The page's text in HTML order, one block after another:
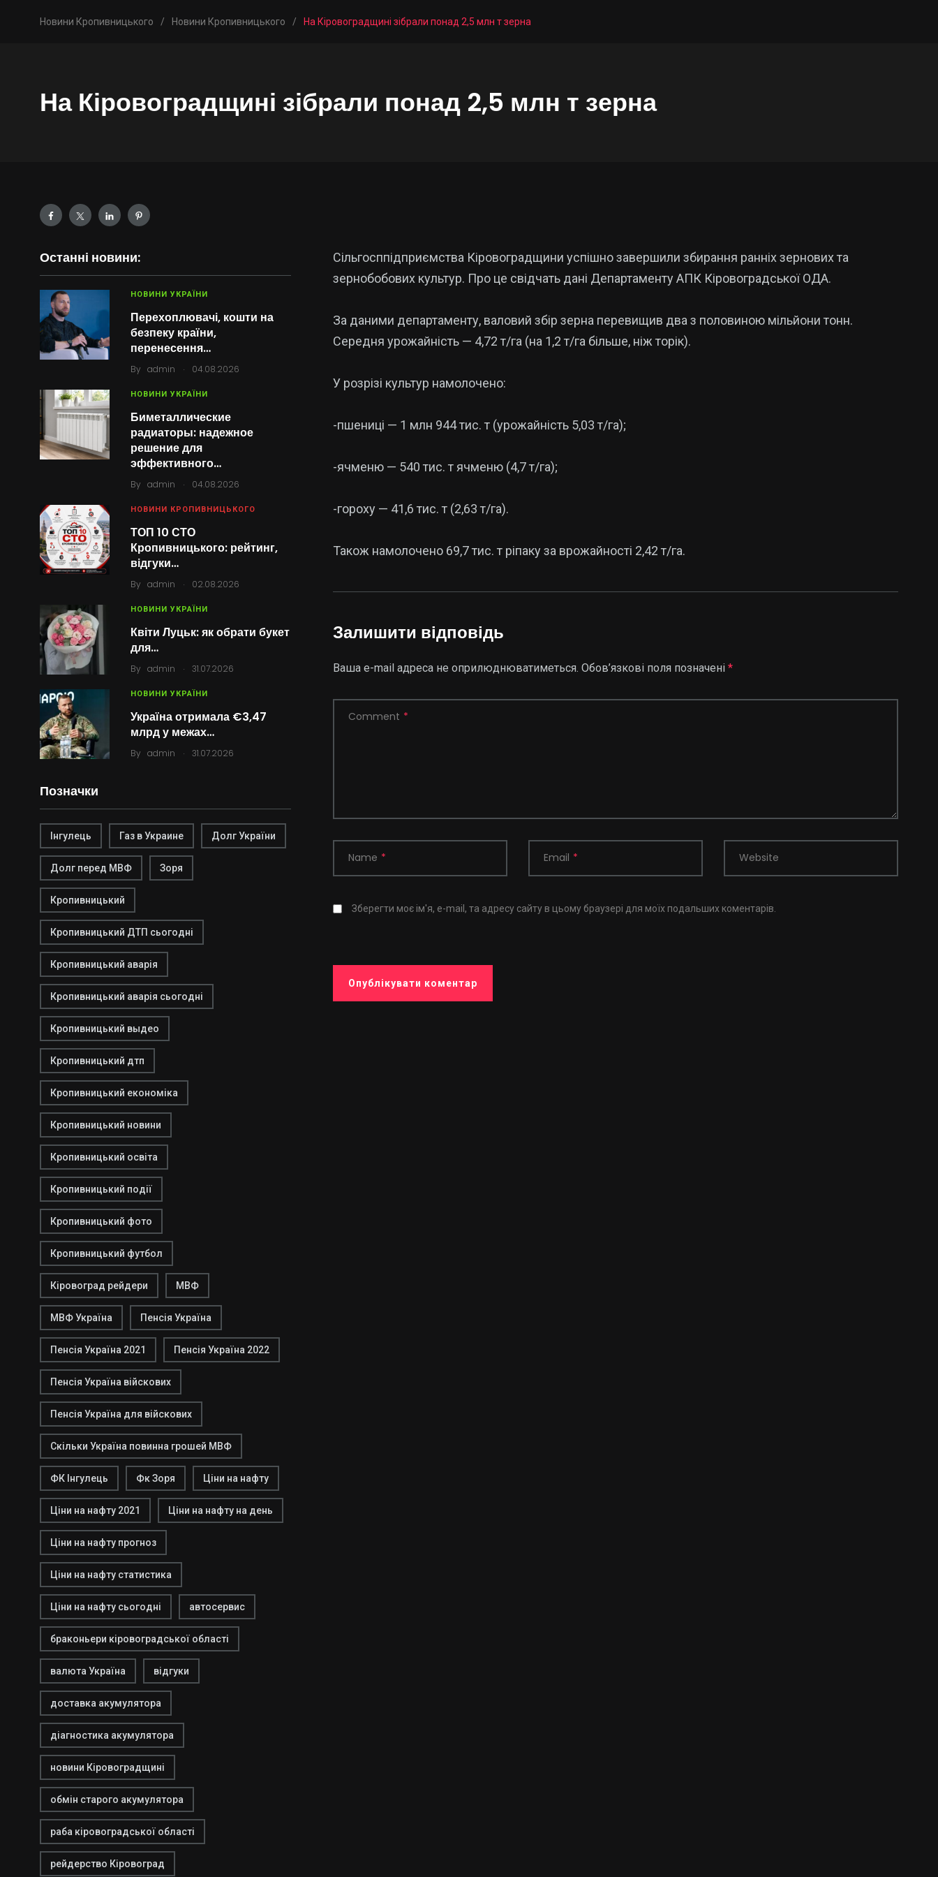
Новини Кропивницького / Новини Кропивницького / На Кіровоградщині зібрали понад 2,5 млн т зерна
На Кіровоградщині зібрали понад 2,5 млн т зерна
Останні новини:
НОВИНИ УКРАЇНИ
Перехоплювачі, кошти на
безпеку країни,
перенесення…
By admin . 04.08.2026
НОВИНИ УКРАЇНИ
Биметаллические
радиаторы: надежное
решение для
эффективного…
By admin . 04.08.2026
НОВИНИ КРОПИВНИЦЬКОГО
ТОП 10 СТО
Кропивницького: рейтинг,
відгуки…
By admin . 02.08.2026
НОВИНИ УКРАЇНИ
Квіти Луцьк: як обрати букет
для…
By admin . 31.07.2026
НОВИНИ УКРАЇНИ
Україна отримала €3,47
млрд у межах…
By admin . 31.07.2026
Позначки
Інгулець Газ в Украине Долг України
Долг перед МВФ Зоря
Кропивницький
Кропивницький ДТП сьогодні
Кропивницький аварія
Кропивницький аварія сьогодні
Кропивницький выдео
Кропивницький дтп
Кропивницький економіка
Кропивницький новини
Кропивницький освіта
Кропивницький події
Кропивницький фото
Кропивницький футбол
Кіровоград рейдери МВФ
МВФ Україна Пенсія Україна
Пенсія Україна 2021 Пенсія Україна 2022
Пенсія Україна війскових
Пенсія Україна для війскових
Скільки Україна повинна грошей МВФ
ФК Інгулець Фк Зоря Ціни на нафту
Ціни на нафту 2021 Ціни на нафту на день
Ціни на нафту прогноз
Ціни на нафту статистика
Ціни на нафту сьогодні автосервис
браконьери кіровоградської області
валюта Україна відгуки
доставка акумулятора
діагностика акумулятора
новини Кіровоградщині
обмін старого акумулятора
раба кіровоградської області
рейдерство Кіровоград
Сільгосппідприємства Кіровоградщини успішно завершили збирання ранніх зернових та
зернобобових культур. Про це свідчать дані Департаменту АПК Кіровоградської ОДА.
За даними департаменту, валовий збір зерна перевищив два з половиною мільйони тонн.
Середня урожайність — 4,72 т/га (на 1,2 т/га більше, ніж торік).
У розрізі культур намолочено:
-пшениці — 1 млн 944 тис. т (урожайність 5,03 т/га);
-ячменю — 540 тис. т ячменю (4,7 т/га);
-гороху — 41,6 тис. т (2,63 т/га).
Також намолочено 69,7 тис. т ріпаку за врожайності 2,42 т/га.
Залишити відповідь
Ваша e-mail адреса не оприлюднюватиметься. Обов’язкові поля позначені *
Comment *
Name * Email * Website
Зберегти моє ім'я, e-mail, та адресу сайту в цьому браузері для моїх подальших коментарів.